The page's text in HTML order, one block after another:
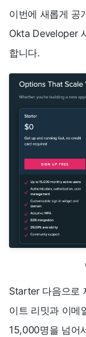
이번에 새롭게
Okta Developer
합니다.
Starter 다음으로
이트 리밋과 이메
15,000명을 넘어